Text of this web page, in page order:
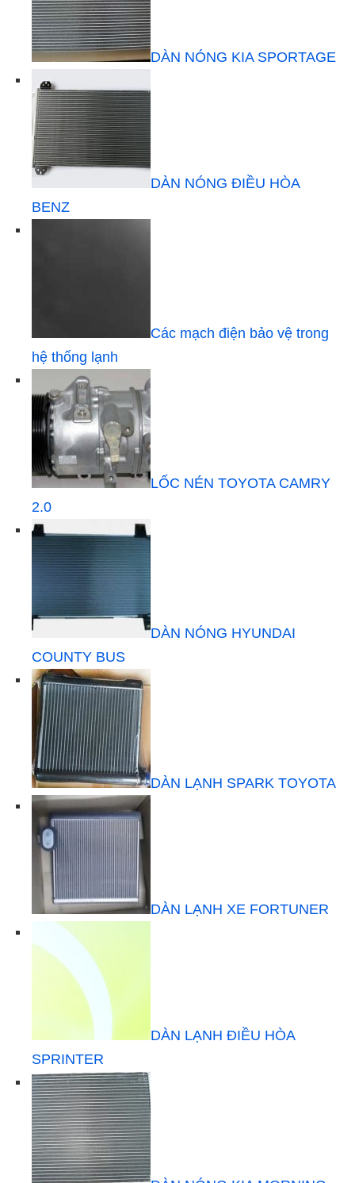
DÀN NÓNG KIA SPORTAGE
DÀN NÓNG ĐIỀU HÒA
BENZ
Các mạch điện bảo vệ trong
hệ thống lạnh
LỐC NÉN TOYOTA CAMRY
2.0
DÀN NÓNG HYUNDAI
COUNTY BUS
DÀN LẠNH SPARK TOYOTA
DÀN LẠNH XE FORTUNER
DÀN LẠNH ĐIỀU HÒA
SPRINTER